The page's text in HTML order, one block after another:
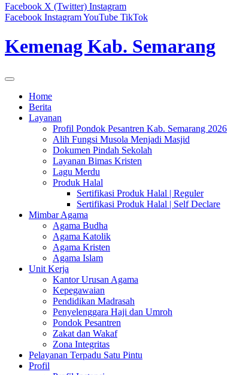
Facebook X (Twitter) Instagram
Facebook InstagramYouTube TikTok
Kemenag Kab. Semarang
Home
Berita
Layanan
Profil Pondok Pesantren Kab. Semarang 2026
Alih Fungsi Musola Menjadi Masjid
Dokumen Pindah Sekolah
Layanan Bimas Kristen
Lagu Merdu
Produk Halal
Sertifikasi Produk Halal | Reguler
Sertifikasi Produk Halal | Self Declare
Mimbar Agama
Agama Budha
Agama Katolik
Agama Kristen
Agama Islam
Unit Kerja
Kantor Urusan Agama
Kepegawaian
Pendidikan Madrasah
Penyelenggara Haji dan Umroh
Pondok Pesantren
Zakat dan Wakaf
Zona Integritas
Pelayanan Terpadu Satu Pintu
Profil